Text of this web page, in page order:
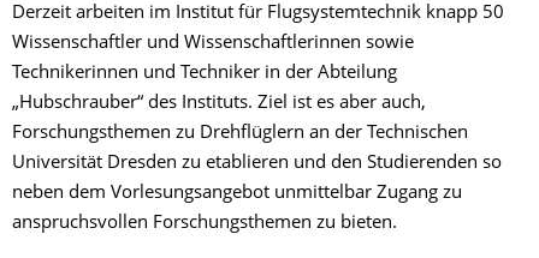
Derzeit arbeiten im Institut für Flugsystemtechnik knapp 50
Wissenschaftler und Wissenschaftlerinnen sowie
Technikerinnen und Techniker in der Abteilung
„Hubschrauber“ des Instituts. Ziel ist es aber auch,
Forschungsthemen zu Drehflüglern an der Technischen
Universität Dresden zu etablieren und den Studierenden so
neben dem Vorlesungsangebot unmittelbar Zugang zu
anspruchsvollen Forschungsthemen zu bieten.